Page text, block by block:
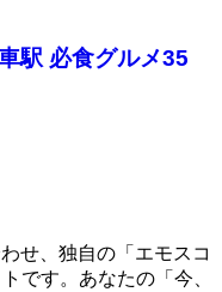
駅 必食グルメ35
せ、独自の「エモスコ
です。あなたの「今、